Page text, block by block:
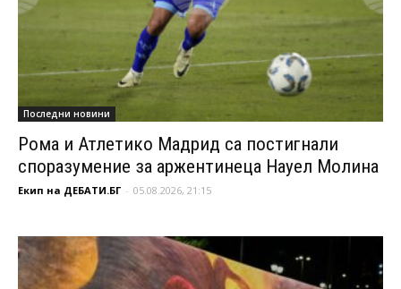
Последни новини
Рома и Атлетико Мадрид са постигнали
споразумение за аржентинеца Науел Молина
Екип на ДЕБАТИ.БГ - 05.08.2026, 21:15